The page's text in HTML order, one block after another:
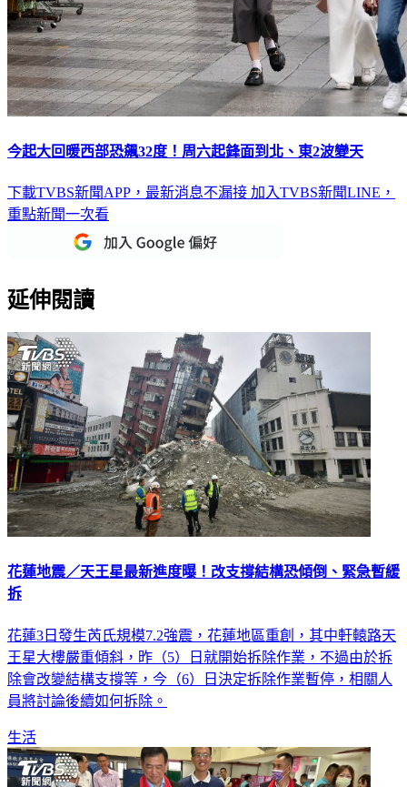
今起大回暖西部恐飆32度！周六起鋒面到北、東2波變天
下載TVBS新聞APP，最新消息不漏接 加入TVBS新聞LINE，
重點新聞一次看
延伸閱讀
花蓮地震／天王星最新進度曝！改支撐結構恐傾倒、緊急暫緩
拆
花蓮3日發生芮氏規模7.2強震，花蓮地區重創，其中軒轅路天
王星大樓嚴重傾斜，昨（5）日就開始拆除作業，不過由於拆
除會改變結構支撐等，今（6）日決定拆除作業暫停，相關人
員將討論後續如何拆除。
生活